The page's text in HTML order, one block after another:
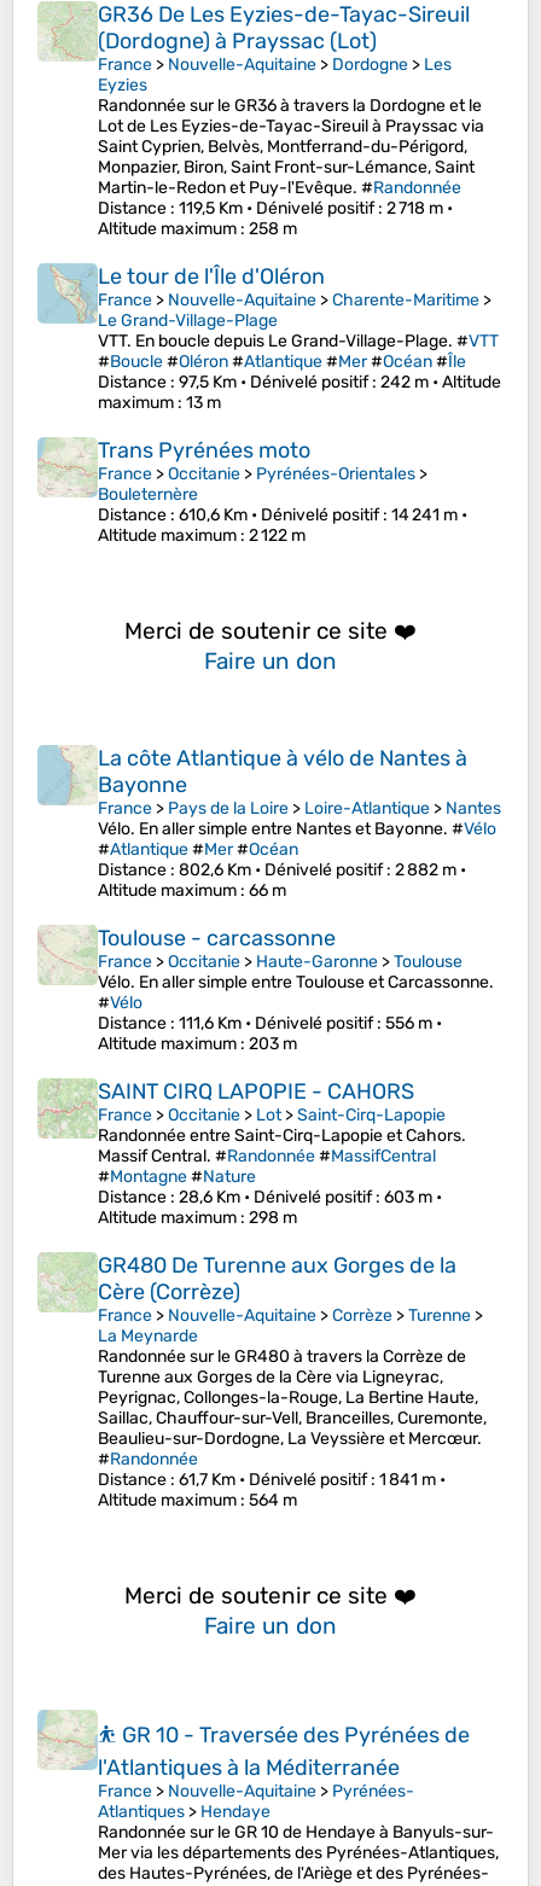
GR36 De Les Eyzies-de-Tayac-Sireuil
(Dordogne) à Prayssac (Lot)
France > Nouvelle-Aquitaine > Dordogne > Les
Eyzies
Randonnée sur le GR36 à travers la Dordogne et le
Lot de Les Eyzies-de-Tayac-Sireuil à Prayssac via
Saint Cyprien, Belvès, Montferrand-du-Périgord,
Monpazier, Biron, Saint Front-sur-Lémance, Saint
Martin-le-Redon et Puy-l'Evêque. #Randonnée
Distance : 119,5 Km • Dénivelé positif: 2 718 m •
Altitude maximum : 258 m
Le tour de l'Île d'Oléron
France > Nouvelle-Aquitaine >Charente-Maritime >
Le Grand-Village-Plage
VTT. En boucle depuis Le Grand-Village-Plage. #VTT
#Boucle#Oléron#Atlantique#Mer#Océan#Île
Distance : 97,5 Km • Dénivelé positif: 242 m •Altitude
maximum : 13 m
Trans Pyrénées moto
France >Occitanie > Pyrénées-Orientales >
Bouleternère
Distance : 610,6 Km • Dénivelé positif: 14 241 m •
Altitude maximum : 2 122 m
Merci de soutenir ce site ❤️
Faire un don
La côte Atlantique à vélo de Nantes à
Bayonne
France > Pays de la Loire > Loire-Atlantique > Nantes
Vélo. En aller simple entre Nantes et Bayonne. #Vélo
#Atlantique#Mer#Océan
Distance : 802,6 Km • Dénivelé positif: 2 882 m •
Altitude maximum : 66 m
Toulouse - carcassonne
France >Occitanie > Haute-Garonne >Toulouse
Vélo. En aller simple entre Toulouse et Carcassonne.
#Vélo
Distance : 111,6 Km • Dénivelé positif: 556 m •
Altitude maximum : 203 m
SAINT CIRQ LAPOPIE - CAHORS
France >Occitanie > Lot>Saint-Cirq-Lapopie
Randonnée entre Saint-Cirq-Lapopie et Cahors.
Massif Central. #Randonnée#MassifCentral
#Montagne#Nature
Distance : 28,6 Km • Dénivelé positif: 603 m •
Altitude maximum : 298 m
GR480 De Turenne aux Gorges de la
Cère (Corrèze)
France > Nouvelle-Aquitaine >Corrèze >Turenne >
La Meynarde
Randonnée sur le GR480 à travers la Corrèze de
Turenne aux Gorges de la Cère via Ligneyrac,
Peyrignac, Collonges-la-Rouge, La Bertine Haute,
Saillac, Chauffour-sur-Vell, Branceilles, Curemonte,
Beaulieu-sur-Dordogne, La Veyssière et Mercœur.
#Randonnée
Distance : 61,7 Km • Dénivelé positif: 1 841 m •
Altitude maximum : 564 m
Merci de soutenir ce site ❤️
Faire un don
⛹️ GR 10 - Traversée des Pyrénées de
l'Atlantiques à la Méditerranée
France > Nouvelle-Aquitaine > Pyrénées-
Atlantiques > Hendaye
Randonnée sur le GR 10 de Hendaye à Banyuls-sur-
Mer via les départements des Pyrénées-Atlantiques,
des Hautes-Pyrénées, de l'Ariège et des Pyrénées-